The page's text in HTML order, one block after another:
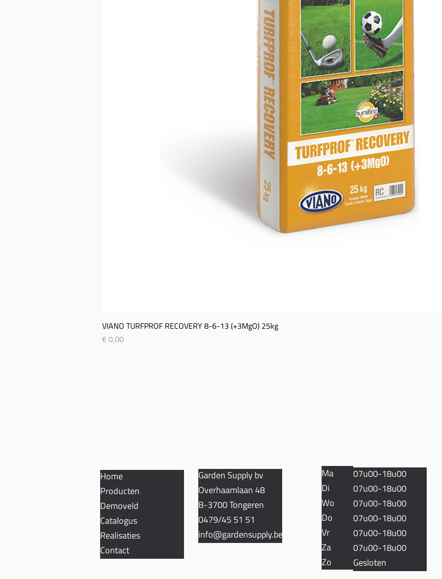
VIANO TURFPROF RECOVERY 8-­6-­13 (+3MgO) 25kg
Prijs
€ 0,00
Home
Producten
Demoveld
Catalogus
Realisaties
Contact
Garden Supply bv
Overhaamlaan 48
B-3700 Tongeren
0479/45 51 51
info@gardensupply.be
Ma
Di
Wo
Do
Vr
Za
Zo
07u00-18u00
07u00-18u00
07u00-18u00
07u00-18u00
07u00-18u00
07u00-18u00
Gesloten